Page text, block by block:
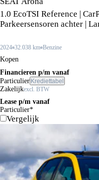
1.0 EcoTSI Reference |
Parkeersensoren achter |
2024 32.038 km Benzine
Kopen
Financieren p/m vanaf
Particulier Krediettabel
Zakelijkexcl. BTW
Lease p/m vanaf
Particulier*
Vergelijk